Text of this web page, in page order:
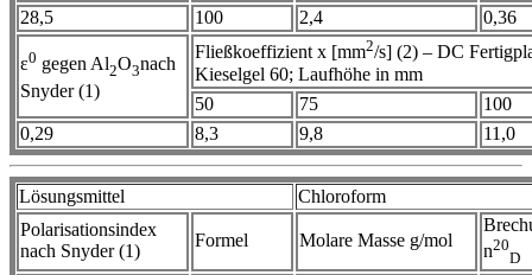
28,5 100 2,4 0,36
ε0 gegen Al2O3nach
Snyder (1)
Fließkoeffizient x [mm2/s] (2) – DC
Kieselgel 60; Laufhöhe in mm
50
75
100
0,29
8,3 9,8 11,0
Lösungsmittel
Chloroform
Polarisationsindex
nach Snyder (1)
Formel Molare Masse g/mol
n20
D